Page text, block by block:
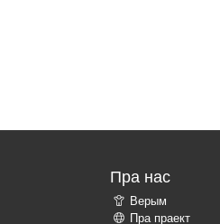
Пра нас
Верым
Пра праект